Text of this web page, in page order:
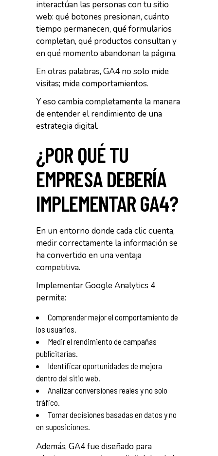
interactúan las personas con tu sitio
web: qué botones presionan, cuánto
tiempo permanecen, qué formularios
completan, qué productos consultan y
en qué momento abandonan la página.
En otras palabras, GA4 no solo mide
visitas; mide comportamientos.
Y eso cambia completamente la manera
de entender el rendimiento de una
estrategia digital.
¿POR QUÉ TU
EMPRESA DEBERÍA
IMPLEMENTAR GA4?
En un entorno donde cada clic cuenta,
medir correctamente la información se
ha convertido en una ventaja
competitiva.
Implementar Google Analytics 4
permite:
Comprender mejor el comportamiento de
los usuarios.
Medir el rendimiento de campañas
publicitarias.
Identificar oportunidades de mejora
dentro del sitio web.
Analizar conversiones reales y no solo
tráfico.
Tomar decisiones basadas en datos y no
en suposiciones.
Además, GA4 fue diseñado para